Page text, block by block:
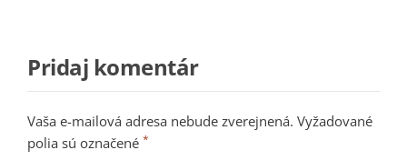
Pridaj komentár
Vaša e-mailová adresa nebude zverejnená. Vyžadované
polia sú označené *